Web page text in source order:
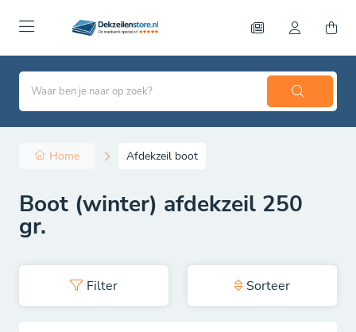
Home Afdekzeil boot
Boot (winter) afdekzeil 250
gr.
Filter Sorteer